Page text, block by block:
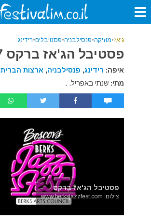
ג'אז•מוזיקה•פנסילבניה•פסטיבלים•רידינג
פסטיבל הג'אז ברקס 2027
איפה: רידינג, פנסילבניה, ארצות הברית
מתי:שנתי באפריל. .
פסטיבל הג'אז בֶּרקס
צילום: www.berksjazzfest.com